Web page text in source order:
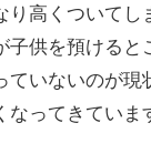
高くついてし
子供を預けると
ていないのが現
ってきていま